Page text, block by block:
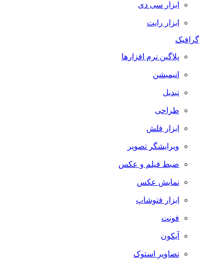
ابزار سی دی
ابزار رایت
گرافیک
پلاگین نرم افزارها
انیمیشن
تبدیل
طراحی
ابزار فلش
ویرایشگر تصویر
ضبط فيلم و عكس
نمایش عکس
ابزار فتوشاپ
فونت
آیکون
تصاویر استوک